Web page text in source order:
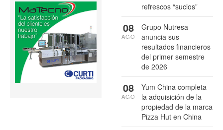
refrescos “sucios”
Grupo Nutresa
anuncia sus
resultados financieros
del primer semestre
de 2026
08
AGO
Yum China completa
la adquisición de la
propiedad de la marca
Pizza Hut en China
08
AGO